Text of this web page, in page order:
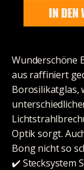
IN DEN
Wunderschöne
aus raffiniert
Borosilikatglas,
Optik sorgt.
Bong nicht so
✔️ Stecksystem